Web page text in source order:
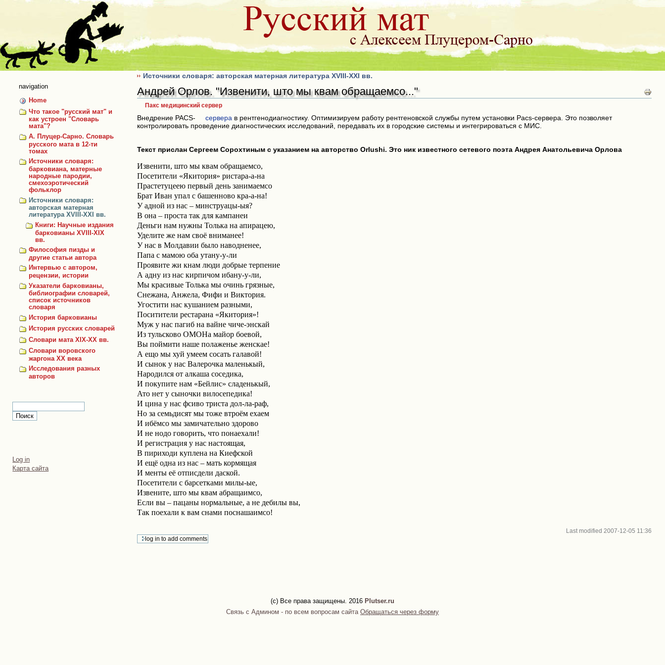
navigation
Home
Что такое "русский мат" и
как устроен "Словарь
мата"?
А. Плуцер-Сарно. Словарь
русского мата в 12-ти
томах
Источники словаря:
барковиана, матерные
народные пародии,
смехоэротический
фольклор
Источники словаря:
авторская матерная
литература XVIII-XXI вв.
Книги: Научные издания
барковианы XVIII-XIX
вв.
Философия пизды и
другие статьи автора
Интервью с автором,
рецензии, истории
Указатели барковианы,
библиографии словарей,
список источников
словаря
История барковианы
История русских словарей
Словари мата XIX-XX вв.
Словари воровского
жаргона ХХ века
Исследования разных
авторов
Personal
tools
Log in
Карта сайта
Источники словаря: авторская матерная литература XVIII-XXI вв.
Андрей Орлов. "Извенити, што мы квам обращаемсо..."
Пакс медицинский сервер
Внедрение PACS- сервера в рентгенодиагностику. Оптимизируем работу рентгеновской службы путем установки Pacs-сервера. Это позволяет
контролировать проведение диагностических исследований, передавать их в городские системы и интегрироваться с МИС.
Текст прислан Сергеем Сорохтиным с указанием на авторство Orlushi. Это ник известного сетевого поэта Андрея Анатольевича Орлова
Извенити, што мы квам обращаемсо,
Посетители «Якитория» ристара-а-на
Прастетуцеею первый день занимаемсо
Брат Иван упал с башенново кра-а-на!
У адной из нас – минструацы-ыя?
B она – проста так для кампанеи
Деньги нам нужны Толька на апирацею,
Уделите же нам своё вниманее!
У нас в Молдавии было наводненее,
Папа с мамою оба утану-у-ли
Проявите жи кнам люди добрые терпение
А адну из нас кирпичом ибану-у-ли,
Мы красивые Толька мы очинь грязные,
Снежана, Анжела, Фифи и Виктория.
Угостити нас кушанием разными,
Поситители рестарана «Якитория»!
Муж у нас пагиб на вайне чиче-энскай
Из тульсково ОМОНа майор боевой,
Вы поймити наше полаженье женскае!
А ещо мы хуй умеем сосать галавой!
И сынок у нас Валерочка маленькый,
Народился от алкаша соседика,
И покупите нам «Бейлис» сладенькый,
Ато нет у сыночки вилосепедика!
И цина у нас фсиво триста дол-ла-раф,
Но за семьдисят мы тоже втроём ехаем
И ибёмсо мы замичательно здорово
И не нодо говорить, что понаехали!
И регистрация у нас настоящая,
В пириходи куплена на Киефской
И ещё одна из нас – мать кормящая
И менты её отписдели даской.
Посетители с барсетками милы-ые,
Извените, што мы квам абращаимсо,
Если вы – пацаны нормальные, а не дебилы вы,
Так поехали к вам снами поснашаимсо!
Last modified 2007-12-05 11:36
(c) Все права защищены. 2016 Plutser.ru
Связь с Админом - по всем вопросам сайта Обращаться через форму